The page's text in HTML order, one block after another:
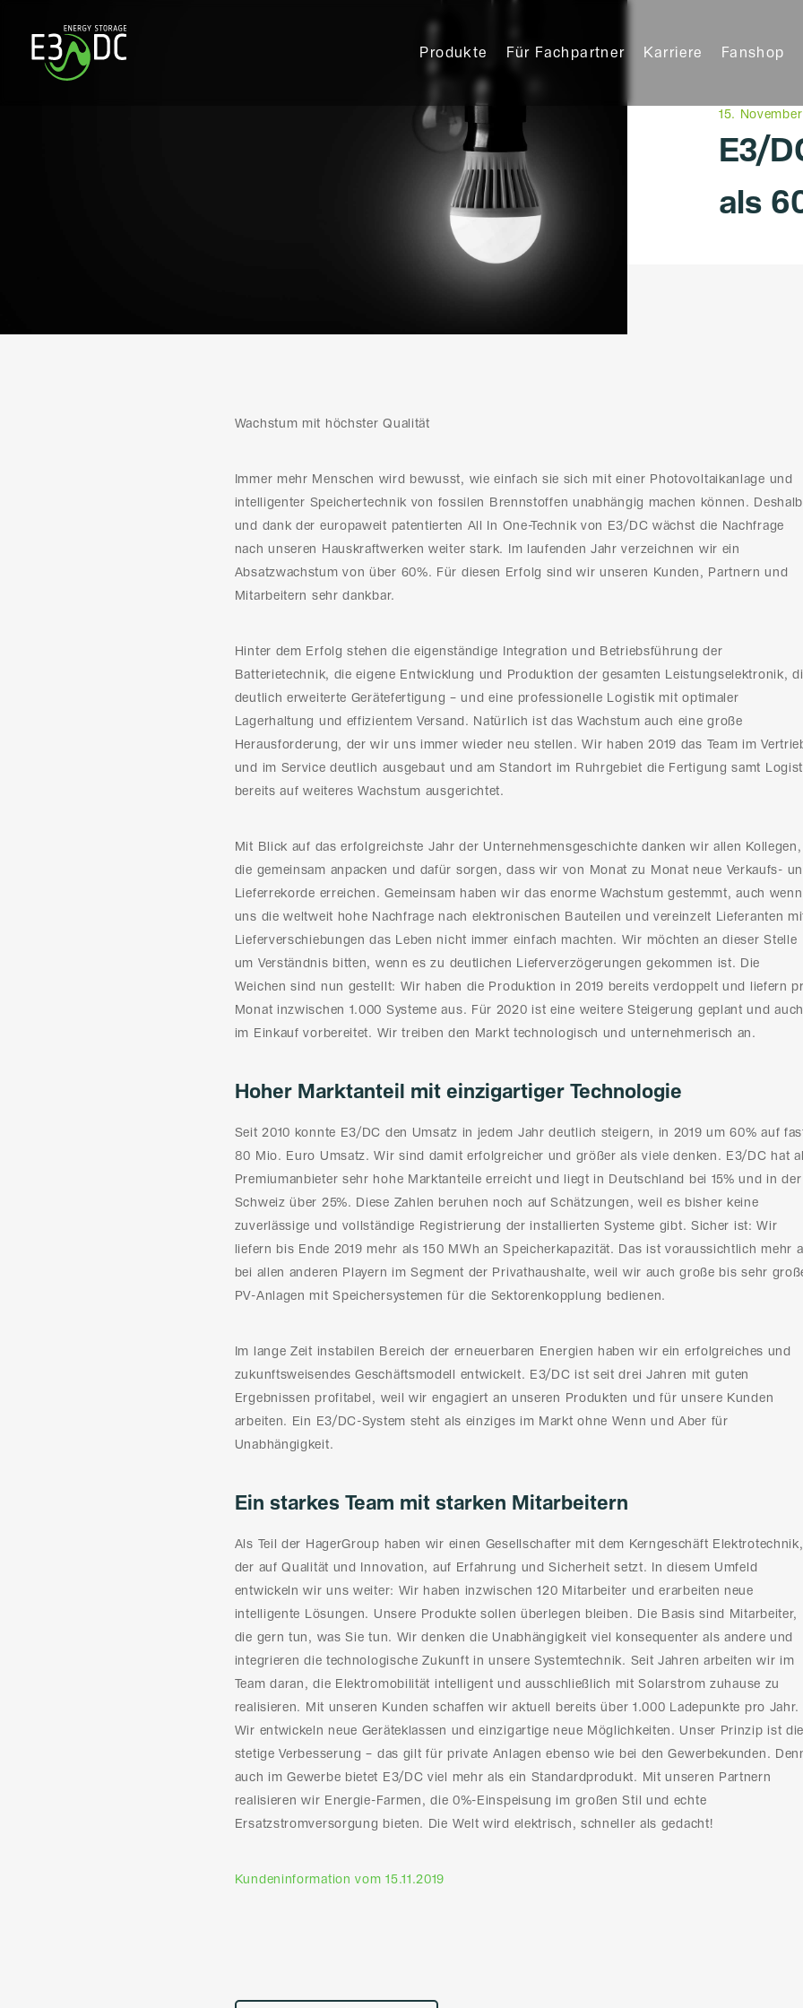
Produkte Für Fachpartner Karriere Fanshop
15.
E3/
als
Wachstum mit höchster Qualität
Immer mehr Menschen wird bewusst, wie einfach sie sich mit einer Photovoltaikanlage und
intelligenter Speichertechnik von fossilen Brennstoffen unabhängig machen können. Deshalb
und dank der europaweit patentierten All In One-Technik von E3/DC wächst die Nachfrage
nach unseren Hauskraftwerken weiter stark. Im laufenden Jahr verzeichnen wir ein
Absatzwachstum von über 60%. Für diesen Erfolg sind wir unseren Kunden, Partnern und
Mitarbeitern sehr dankbar.
Hinter dem Erfolg stehen die eigenständige Integration und Betriebsführung der
Batterietechnik, die eigene Entwicklung und Produktion der gesamten Leistungselektronik,
deutlich erweiterte Gerätefertigung – und eine professionelle Logistik mit optimaler
Lagerhaltung und effizientem Versand. Natürlich ist das Wachstum auch eine große
Herausforderung, der wir uns immer wieder neu stellen. Wir haben 2019 das Team im
und im Service deutlich ausgebaut und am Standort im Ruhrgebiet die Fertigung samt
bereits auf weiteres Wachstum ausgerichtet.
Mit Blick auf das erfolgreichste Jahr der Unternehmensgeschichte danken wir allen Kollegen,
die gemeinsam anpacken und dafür sorgen, dass wir von Monat zu Monat neue Verkaufs-
Lieferrekorde erreichen. Gemeinsam haben wir das enorme Wachstum gestemmt, auch wenn
uns die weltweit hohe Nachfrage nach elektronischen Bauteilen und vereinzelt Lieferanten
Lieferverschiebungen das Leben nicht immer einfach machten. Wir möchten an dieser Stelle
um Verständnis bitten, wenn es zu deutlichen Lieferverzögerungen gekommen ist. Die
Weichen sind nun gestellt: Wir haben die Produktion in 2019 bereits verdoppelt und liefern
Monat inzwischen 1.000 Systeme aus. Für 2020 ist eine weitere Steigerung geplant und
im Einkauf vorbereitet. Wir treiben den Markt technologisch und unternehmerisch an.
Hoher Marktanteil mit einzigartiger Technologie
Seit 2010 konnte E3/DC den Umsatz in jedem Jahr deutlich steigern, in 2019 um 60% auf
80 Mio. Euro Umsatz. Wir sind damit erfolgreicher und größer als viele denken. E3/DC hat
Premiumanbieter sehr hohe Marktanteile erreicht und liegt in Deutschland bei 15% und in der
Schweiz über 25%. Diese Zahlen beruhen noch auf Schätzungen, weil es bisher keine
zuverlässige und vollständige Registrierung der installierten Systeme gibt. Sicher ist: Wir
liefern bis Ende 2019 mehr als 150 MWh an Speicherkapazität. Das ist voraussichtlich mehr
bei allen anderen Playern im Segment der Privathaushalte, weil wir auch große bis sehr
PV-Anlagen mit Speichersystemen für die Sektorenkopplung bedienen.
Im lange Zeit instabilen Bereich der erneuerbaren Energien haben wir ein erfolgreiches und
zukunftsweisendes Geschäftsmodell entwickelt. E3/DC ist seit drei Jahren mit guten
Ergebnissen profitabel, weil wir engagiert an unseren Produkten und für unsere Kunden
arbeiten. Ein E3/DC-System steht als einziges im Markt ohne Wenn und Aber für
Unabhängigkeit.
Ein starkes Team mit starken Mitarbeitern
Als Teil der HagerGroup haben wir einen Gesellschafter mit dem Kerngeschäft Elektrotechnik,
der auf Qualität und Innovation, auf Erfahrung und Sicherheit setzt. In diesem Umfeld
entwickeln wir uns weiter: Wir haben inzwischen 120 Mitarbeiter und erarbeiten neue
intelligente Lösungen. Unsere Produkte sollen überlegen bleiben. Die Basis sind Mitarbeiter,
die gern tun, was Sie tun. Wir denken die Unabhängigkeit viel konsequenter als andere und
integrieren die technologische Zukunft in unsere Systemtechnik. Seit Jahren arbeiten wir im
Team daran, die Elektromobilität intelligent und ausschließlich mit Solarstrom zuhause zu
realisieren. Mit unseren Kunden schaffen wir aktuell bereits über 1.000 Ladepunkte pro Jahr.
Wir entwickeln neue Geräteklassen und einzigartige neue Möglichkeiten. Unser Prinzip ist
stetige Verbesserung – das gilt für private Anlagen ebenso wie bei den Gewerbekunden.
auch im Gewerbe bietet E3/DC viel mehr als ein Standardprodukt. Mit unseren Partnern
realisieren wir Energie-Farmen, die 0%-Einspeisung im großen Stil und echte
Ersatzstromversorgung bieten. Die Welt wird elektrisch, schneller als gedacht!
Kundeninformation vom 15.11.2019